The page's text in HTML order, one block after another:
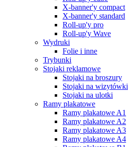
X-banner'y compact
X-banner'y standard
Roll-up'y pro
Roll-up'y Wave
Wydruki
Folie i inne
Trybunki
Stojaki reklamowe
Stojaki na broszury
Stojaki na wizytówki
Stojaki na ulotki
Ramy plakatowe
Ramy plakatowe A1
Ramy plakatowe A2
Ramy plakatowe A3
Ramy plakatowe A4